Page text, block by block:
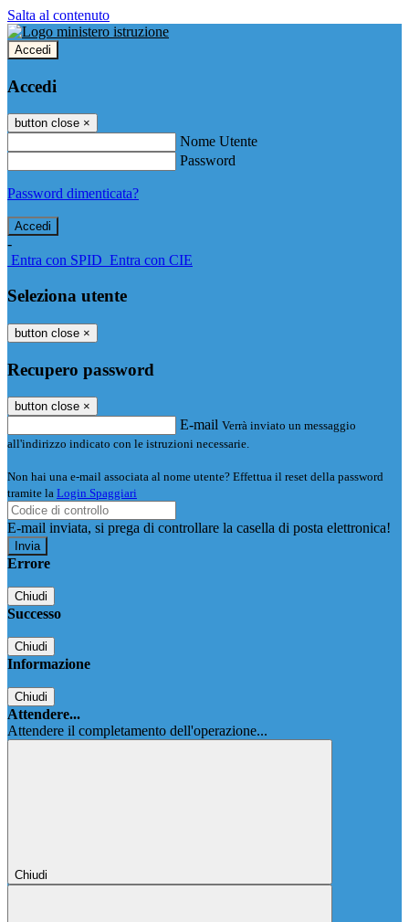
Salta al contenuto
Accedi
Accedi
button close ×
Nome Utente
Password
Password dimenticata?
-
Entra con SPID Entra con CIE
Seleziona utente
button close ×
Recupero password
button close ×
E-mail Verrà inviato un messaggio
all'indirizzo indicato con le istruzioni necessarie.
Non hai una e-mail associata al nome utente? Effettua il reset della password
tramite la Login Spaggiari
E-mail inviata, si prega di controllare la casella di posta elettronica!
Errore
Chiudi
Successo
Chiudi
Informazione
Chiudi
Attendere...
Attendere il completamento dell'operazione...
Chiudi